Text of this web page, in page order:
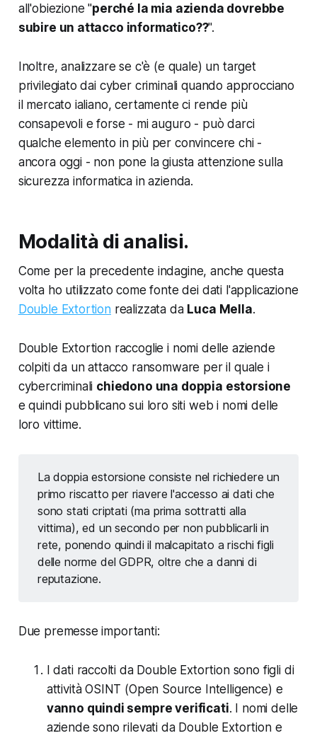
all'obiezione"perché la mia azienda dovrebbe
subire un attacco informatico??".
Inoltre, analizzare se c'è (e quale) un target
privilegiato dai cyber criminali quando approcciano
il mercato ialiano, certamente ci rende più
consapevoli e forse - mi auguro - può darci
qualche elemento in più per convincere chi -
ancora oggi - non pone la giusta attenzione sulla
sicurezza informatica in azienda.
Modalità di analisi.
Come per la precedente indagine, anche questa
volta ho utilizzato come fonte dei dati l'applicazione
Double Extortionrealizzata da Luca Mella.
Double Extortion raccoglie i nomi delle aziende
colpiti da un attacco ransomware per il quale i
cybercriminali chiedono una doppia estorsione
equindi pubblicano sui loro siti web i nomi delle
loro vittime.
La doppia estorsione consiste nel richiedere un
primo riscatto per riavere l'accesso ai dati che
sono stati criptati (ma prima sottratti alla
vittima), ed un secondo per non pubblicarli in
rete, ponendo quindi il malcapitato a rischi figli
delle norme del GDPR, oltre che a danni di
reputazione.
Due premesse importanti:
I dati raccolti da Double Extortion sono figli di
attività OSINT (Open Source Intelligence) e
vanno quindi sempre verificati. I nomi delle
aziende sono rilevati da Double Extortion e